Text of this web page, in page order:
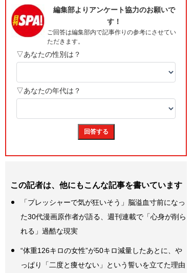
この記者は、他にもこんな記事を書いています
「プレッシャーで気が狂いそう」脳溢血寸前になっ
た30代漫画原作者が語る、週刊連載で「心身が削ら
れる」過酷な現実
“体重126キロの女性”が50キロ減量したあとに、や
っぱり「二度と痩せない」という誓いを立てた理由